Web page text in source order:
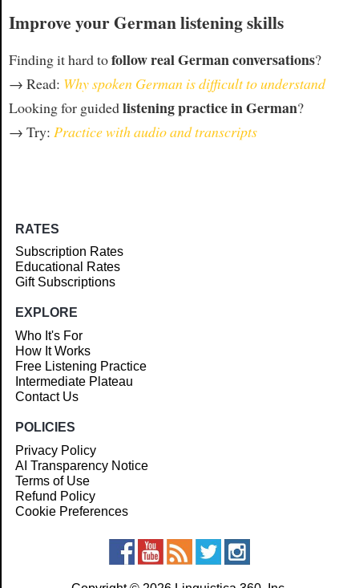
Improve your German listening skills
Finding it hard tofollow real German conversations?
→ Read: Why spoken German is difficult to understand
Looking for guidedlistening practice in German?
→ Try: Practice with audio and transcripts
RATES
Subscription Rates
Educational Rates
Gift Subscriptions
EXPLORE
Who It's For
How It Works
Free Listening Practice
Intermediate Plateau
Contact Us
POLICIES
Privacy Policy
AI Transparency Notice
Terms of Use
Refund Policy
Cookie Preferences